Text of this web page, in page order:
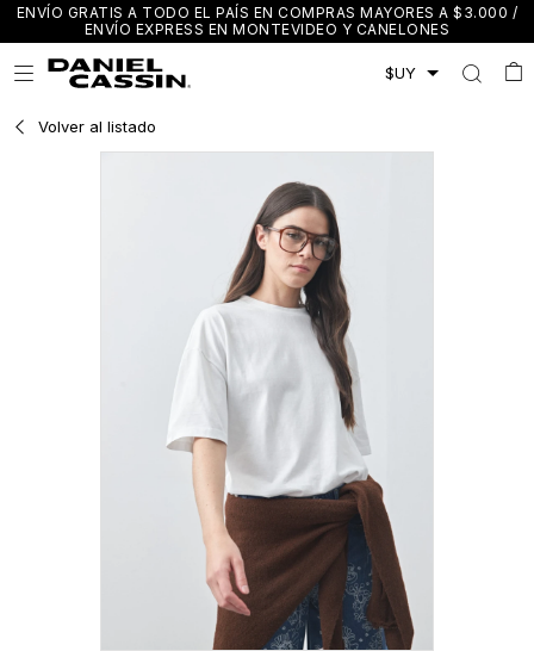
ENVÍO GRATIS A TODO EL PAÍS EN COMPRAS MAYORES A $3.000 /
ENVÍO EXPRESS EN MONTEVIDEO Y CANELONES

Volver al listado